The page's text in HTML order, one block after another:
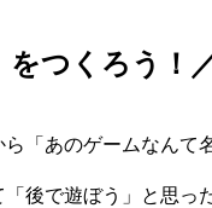
をつくろう！
「あのゲームなんて
後で遊ぼう」と思っ